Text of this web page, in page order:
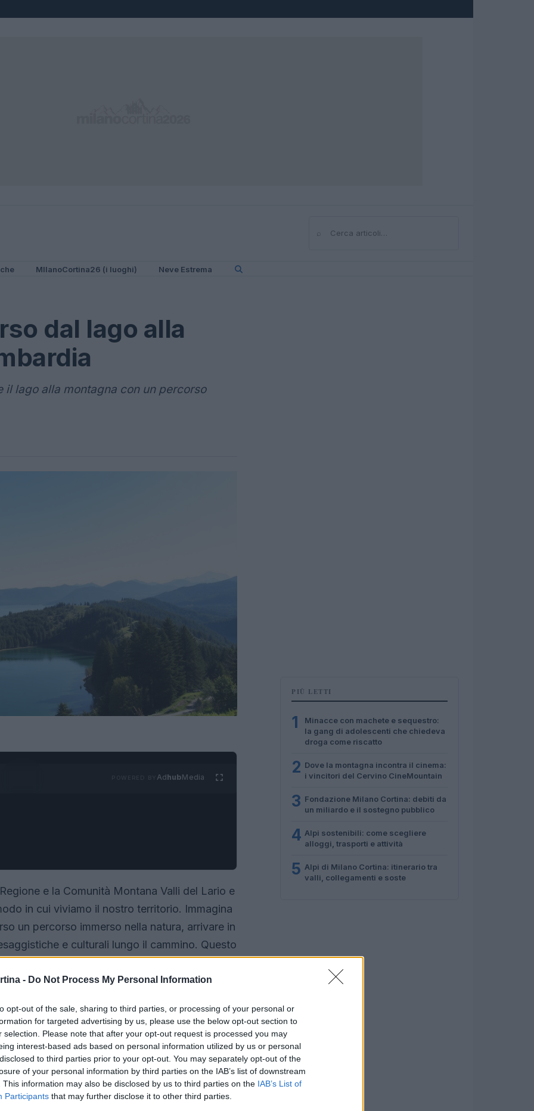
- Do Not Process My Personal Information
opt-out of the sale, sharing to third parties, or processing of your personal or
for targeted advertising by us, please use the below opt-out section to
selection. Please note that after your opt-out request is processed you may
interest-based ads based on personal information utilized by us or personal
to third parties prior to your opt-out. You may separately opt-out of the
of your personal information by third parties on the IAB’s list of downstream
This information may also be disclosed by us to third parties on the IAB’s List of
Participants that may further disclose it to other third parties.
⌕Cerca
MIlanoCortina26 (i luoghi) Neve Estrema
dal lago alla
lago alla montagna con un percorso
AdhubMedia
e la Comunità Montana Valli del Lario e
in cui viviamo il nostro territorio. Immagina
un percorso immerso nella natura, arrivare in
e culturali lungo il cammino. Questo
che avrà un impatto significativo sul
PIÙ LETTI
1
Minacce con machete e sequestro:
la gang di adolescenti che chiedeva
droga come riscatto
2 Dove la montagna incontra il cinema:
i vincitori del Cervino CineMountain
3 Fondazione Milano Cortina: debiti da
un miliardo e il sostegno pubblico
4 Alpi sostenibili: come scegliere
alloggi, trasporti e attività
5 Alpi di Milano Cortina: itinerario tra
valli, collegamenti e soste